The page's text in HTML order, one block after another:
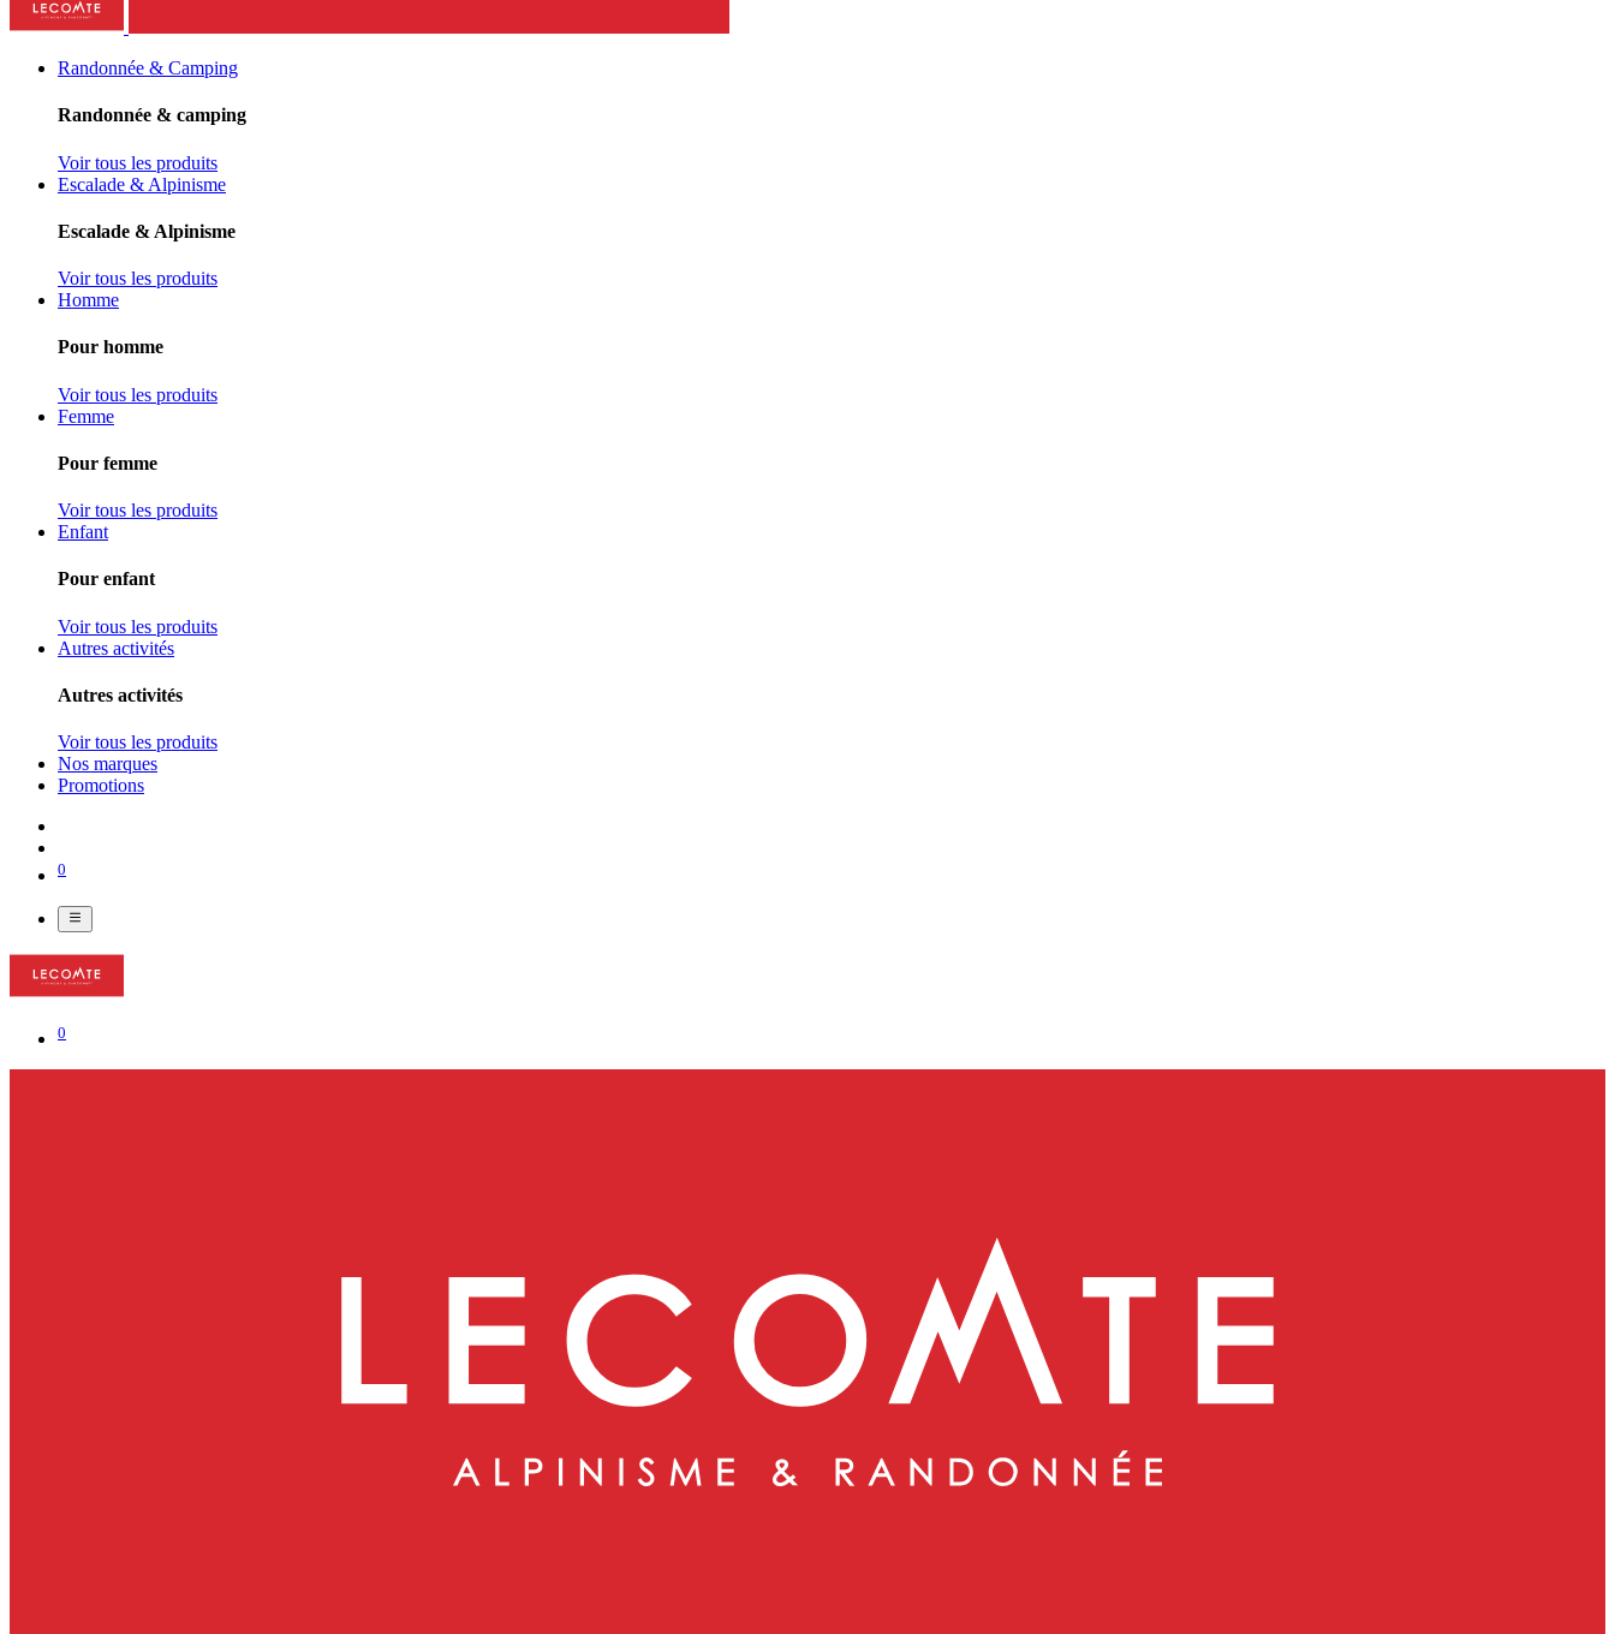
Randonnée & Camping
Randonnée & camping
Voir tous les produits
Escalade & Alpinisme
Escalade & Alpinisme
Voir tous les produits
Homme
Pour homme
Voir tous les produits
Femme
Pour femme
Voir tous les produits
Enfant
Pour enfant
Voir tous les produits
Autres activités
Autres activités
Voir tous les produits
Nos marques
Promotions
0
0